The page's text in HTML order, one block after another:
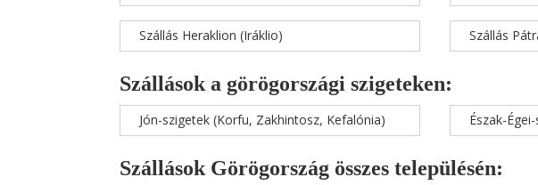
Szállás Heraklion (Iráklio) Szállás
Szállások a görögországi szigeteken:
Jón-szigetek (Korfu, Zakhintosz, Kefalónia) Észak-
Szállások Görögország összes településén: